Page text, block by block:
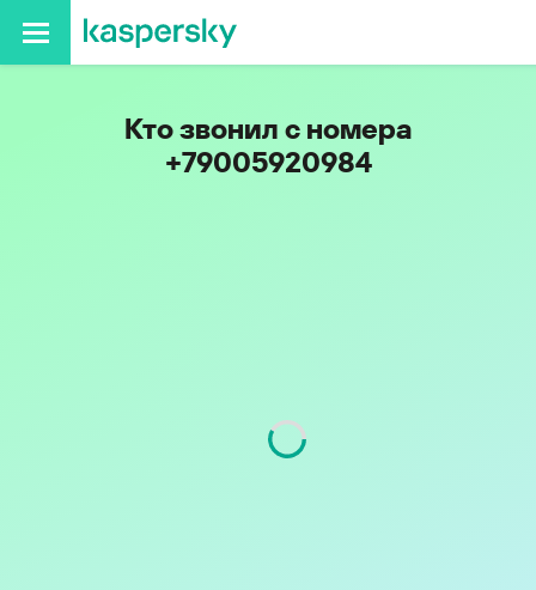
Кто звонил с номера
+79005920984